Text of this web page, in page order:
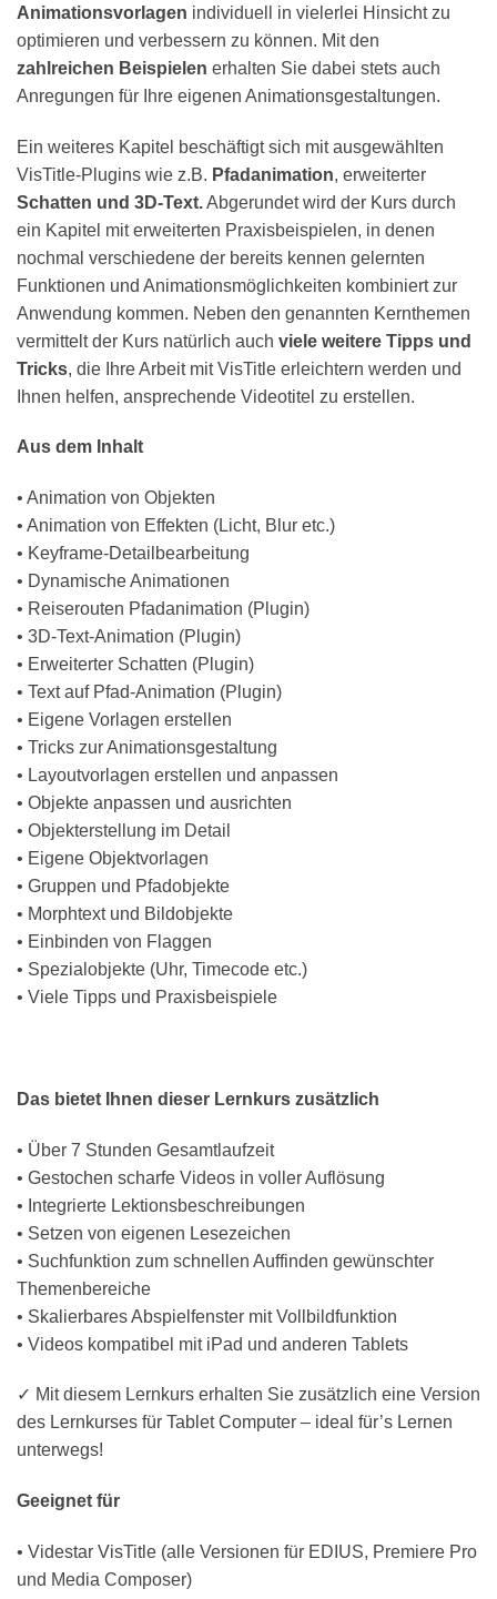
Animationsvorlagen individuell in vielerlei Hinsicht zu
optimieren und verbessern zu können. Mit den
zahlreichen Beispielen erhalten Sie dabei stets auch
Anregungen für Ihre eigenen Animationsgestaltungen.
Ein weiteres Kapitel beschäftigt sich mit ausgewählten
VisTitle-Plugins wie z.B. Pfadanimation, erweiterter
Schatten und 3D-Text.Abgerundet wird der Kurs durch
ein Kapitel mit erweiterten Praxisbeispielen, in denen
nochmal verschiedene der bereits kennen gelernten
Funktionen und Animationsmöglichkeiten kombiniert zur
Anwendung kommen. Neben den genannten Kernthemen
vermittelt der Kurs natürlich auch viele weitere Tipps und
Tricks, die Ihre Arbeit mit VisTitle erleichtern werden und
Ihnen helfen, ansprechende Videotitel zu erstellen.
Aus dem Inhalt
• Animation von Objekten
• Animation von Effekten (Licht, Blur etc.)
• Keyframe-Detailbearbeitung
• Dynamische Animationen
• Reiserouten Pfadanimation (Plugin)
• 3D-Text-Animation (Plugin)
• Erweiterter Schatten (Plugin)
• Text auf Pfad-Animation (Plugin)
• Eigene Vorlagen erstellen
• Tricks zur Animationsgestaltung
• Layoutvorlagen erstellen und anpassen
• Objekte anpassen und ausrichten
• Objekterstellung im Detail
• Eigene Objektvorlagen
• Gruppen und Pfadobjekte
• Morphtext und Bildobjekte
• Einbinden von Flaggen
• Spezialobjekte (Uhr, Timecode etc.)
• Viele Tipps und Praxisbeispiele
Das bietet Ihnen dieser Lernkurs zusätzlich
• Über 7 Stunden Gesamtlaufzeit
• Gestochen scharfe Videos in voller Auflösung
• Integrierte Lektionsbeschreibungen
• Setzen von eigenen Lesezeichen
• Suchfunktion zum schnellen Auffinden gewünschter
Themenbereiche
• Skalierbares Abspielfenster mit Vollbildfunktion
• Videos kompatibel mit iPad und anderen Tablets
✓ Mit diesem Lernkurs erhalten Sie zusätzlich eine Version
des Lernkurses für Tablet Computer – ideal für’s Lernen
unterwegs!
Geeignet für
• Videstar VisTitle (alle Versionen für EDIUS, Premiere Pro
und Media Composer)